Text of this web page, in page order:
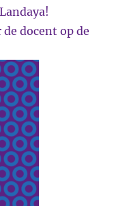
docent op de